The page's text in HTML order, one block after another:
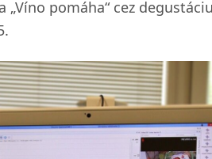
pomáha“ cez